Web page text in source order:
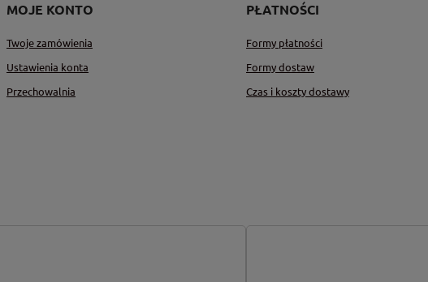
MOJE KONTO
Twoje zamówienia
Ustawienia konta
Przechowalnia
PŁATNOŚCI
Formy płatności
Formy dostaw
Czas i koszty dostawy